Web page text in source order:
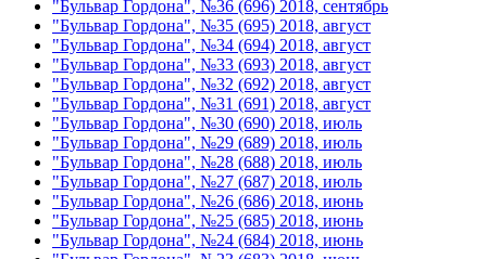
"Бульвар Гордона", №36 (696) 2018, сентябрь
"Бульвар Гордона", №35 (695) 2018, август
"Бульвар Гордона", №34 (694) 2018, август
"Бульвар Гордона", №33 (693) 2018, август
"Бульвар Гордона", №32 (692) 2018, август
"Бульвар Гордона", №31 (691) 2018, август
"Бульвар Гордона", №30 (690) 2018, июль
"Бульвар Гордона", №29 (689) 2018, июль
"Бульвар Гордона", №28 (688) 2018, июль
"Бульвар Гордона", №27 (687) 2018, июль
"Бульвар Гордона", №26 (686) 2018, июнь
"Бульвар Гордона", №25 (685) 2018, июнь
"Бульвар Гордона", №24 (684) 2018, июнь